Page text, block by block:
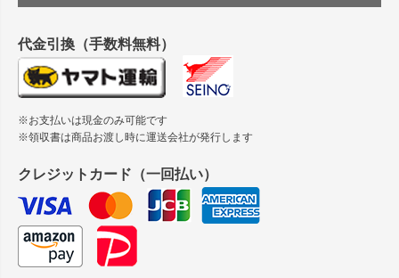
縦420mm×横650mmの包装紙に適した紙はありますか？
代金引換（手数料無料）
※お支払いは現金のみ可能です
※領収書は商品お渡し時に運送会社が発行します
クレジットカード（一回払い）